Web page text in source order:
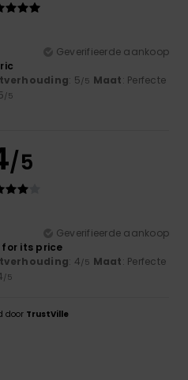
Geverifieerde aankoop
: 5/5 Maat: Perfecte
/5
/5
Geverifieerde aankoop
its price
: 4/5 Maat: Perfecte
/5
door TrustVille